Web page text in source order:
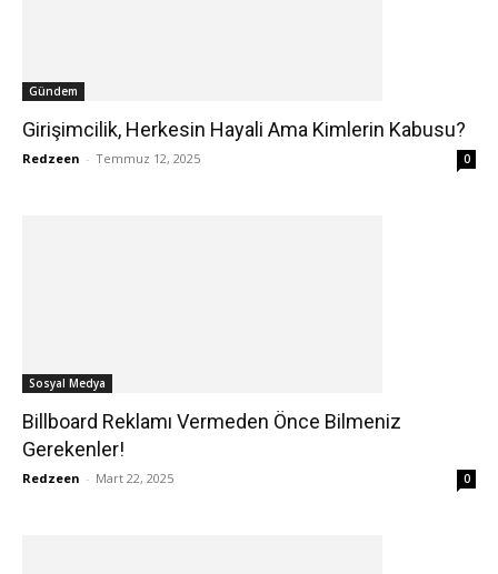
Gündem
Girişimcilik, Herkesin Hayali Ama Kimlerin Kabusu?
Redzeen - Temmuz 12, 2025 0
Sosyal Medya
Billboard Reklamı Vermeden Önce Bilmeniz
Gerekenler!
Redzeen - Mart 22, 2025 0